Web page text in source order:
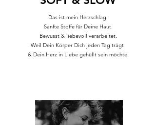
Das ist mein Herzschlag.
Sanfte Stoffe für Deine Haut.
Bewusst & liebevoll verarbeitet.
Weil Dein Körper Dich jeden Tag trägt
& Dein Herz in Liebe gehüllt sein möchte.